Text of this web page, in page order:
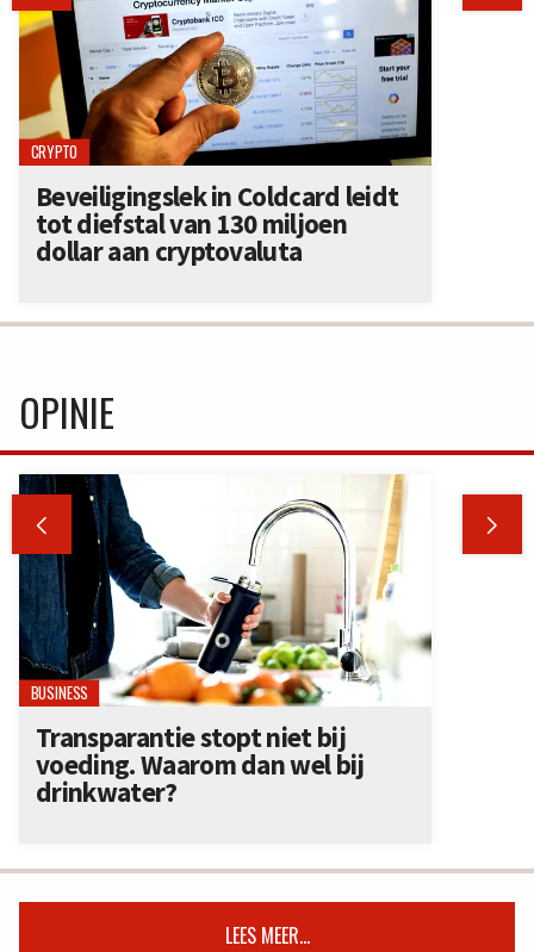
CRYPTO
Beveiligingslek in Coldcard leidt
tot diefstal van 130 miljoen
dollar aan cryptovaluta
OPINIE
 
BUSINESS
Transparantie stopt niet bij
voeding. Waarom dan wel bij
drinkwater?
LEES MEER...